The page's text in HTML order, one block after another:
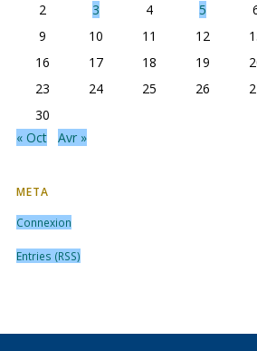
2
3 4 5
9
10 11 12
16
17 18 19
23
24 25 26
30
« Oct
Avr »
META
Connexion
Entries (RSS)